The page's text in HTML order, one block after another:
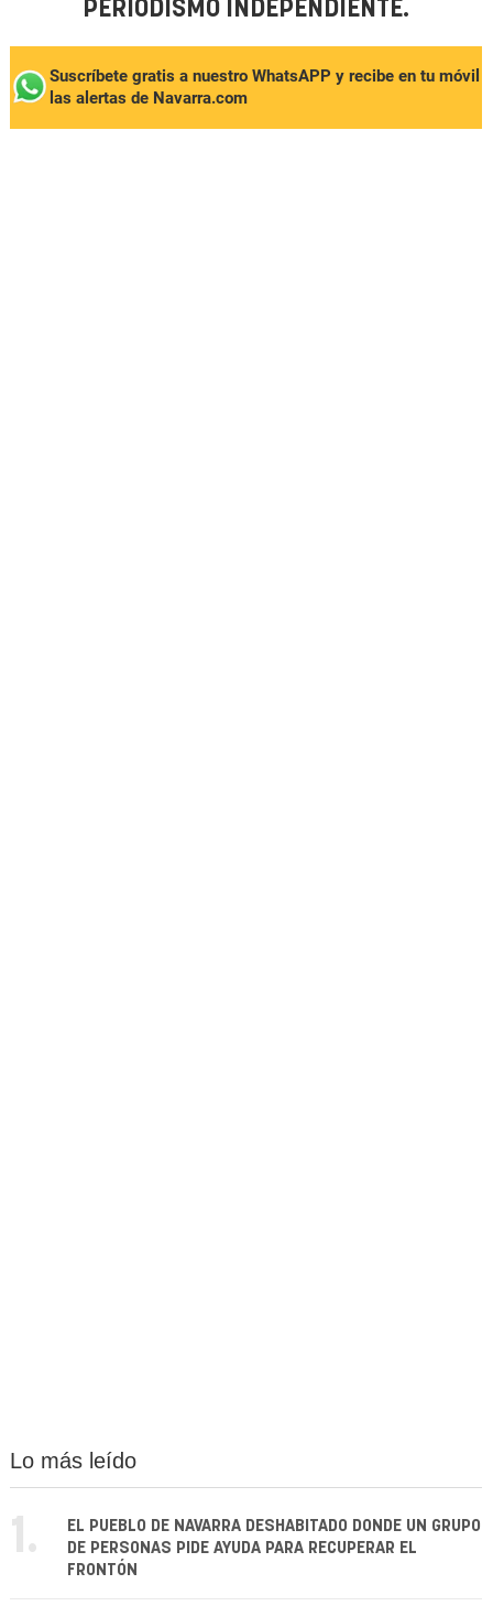
PERIODISMO INDEPENDIENTE.
Suscríbete gratis a nuestro WhatsAPP y recibe en tu móvil
las alertas de Navarra.com
Lo más leído
1.
EL PUEBLO DE NAVARRA DESHABITADO DONDE UN GRUPO
DE PERSONAS PIDE AYUDA PARA RECUPERAR EL
FRONTÓN